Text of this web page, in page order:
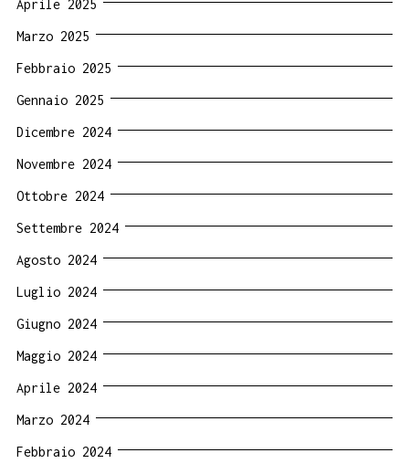
Aprile 2025
Marzo 2025
Febbraio 2025
Gennaio 2025
Dicembre 2024
Novembre 2024
Ottobre 2024
Settembre 2024
Agosto 2024
Luglio 2024
Giugno 2024
Maggio 2024
Aprile 2024
Marzo 2024
Febbraio 2024